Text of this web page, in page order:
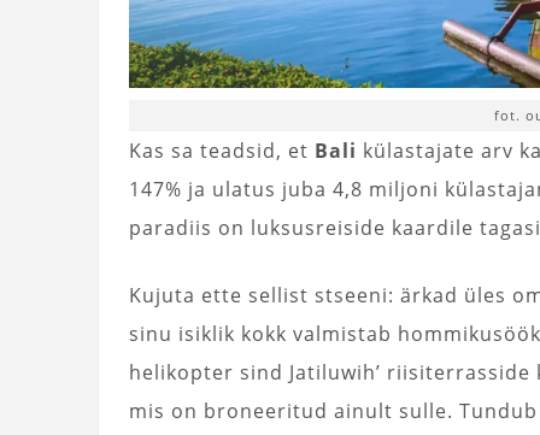
fot.
Kas sa teadsid, et Bali külastajate arv
147% ja ulatus juba 4,8 miljoni
paradiis on luksusreiside kaardile
Kujuta ette sellist stseeni: ärkad üles
sinu isiklik kokk valmistab
helikopter sind Jatiluwih’
mis on broneeritud ainult sulle.